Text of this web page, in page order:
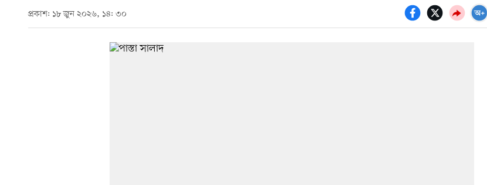
প্রকাশ: ১৮ জুন ২০২৬, ১৪: ৩০